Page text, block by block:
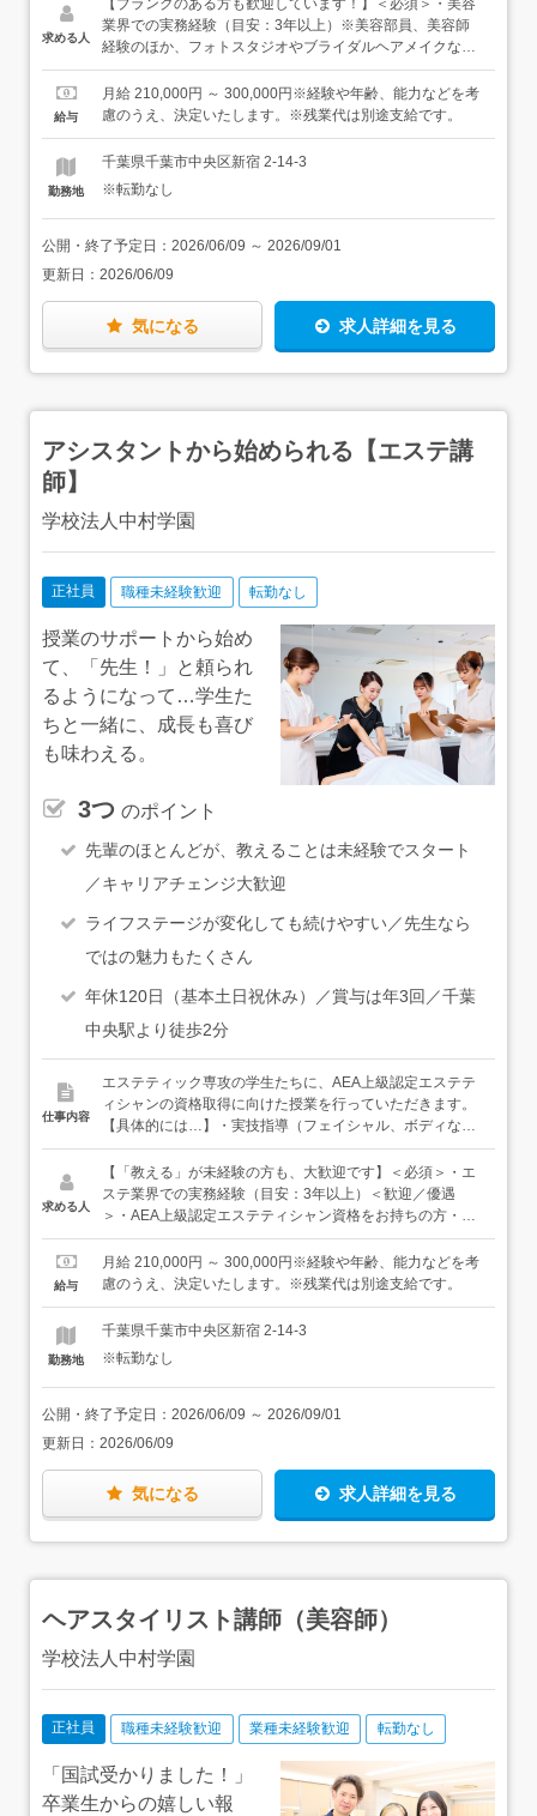
たは副担任業務（生活指導、クラス運営、進路指導、個人
面談）担任業務は、仕事全体の約半分を占めます。技術指
て、学生の悩みに寄り添い、サポートします。●学校の一
員としての仕事オープンキャンパスや学校行事への参加、
場として関わっていただきます。＜入職後は…＞授業は基
本2人もしくは3人1組のチーム制。誰かがメインで進行
し、誰かがサブで学生のサポートに入る形なので、一人で
全てを背負うことはありません。まずは先輩や外部講師の
授業にアシスタントとして入り、流れを掴んでいきましょ
増やしていきましょう。アシスタント期間に明確な区切り
はないので、自分のペースで大丈夫です。また、経験を積
んだからといってすべての授業をメインで担当するわけで
はなく、得意分野などに応じて、メイン・サブ担当を決め
くあり、体に負担が少なく続けられます。
求める人
【ブランクのある方も歓迎しています！】＜必須＞・美容
業界での実務経験（目安：3年以上）※美容部員、美容師
経験のほか、フォトスタジオやブライダルヘアメイクなど
の現場経験も歓迎します＜歓迎＞・メイク関連資格をお持
ちの方（日本メイクアップ技術検定など）・メイク指導、
育成経験（社内研修や後輩指導経験などある方も活かせま
仕事がしたい方・美容に関わる仕事を続けていきたい方・
給与
月給 210,000円 ～ 300,000円※経験や年齢、能力などを考
慮のうえ、決定いたします。※残業代は別途支給です。
勤務地
千葉県千葉市中央区新宿 2-14-3
※転勤なし
公開・終了予定日： 2026/06/09 ～ 2026/09/01
更新日： 2026/06/09
気になる 求人詳細を見る
アシスタントから始められる【エステ講
師】
学校法人中村学園
正社員 職種未経験歓迎 転勤なし
授業のサポートから始め
て、「先生！」と頼られ
るようになって…学生た
ちと一緒に、成長も喜び
も味わえる。
3つ のポイント
先輩のほとんどが、教えることは未経験でスタート
／キャリアチェンジ大歓迎
ライフステージが変化しても続けやすい／先生なら
ではの魅力もたくさん
年休120日（基本土日祝休み）／賞与は年3回／千葉
中央駅より徒歩2分
仕事内容
エステティック専攻の学生たちに、AEA上級認定エステテ
ィシャンの資格取得に向けた授業を行っていただきます。
【具体的には…】・実技指導（フェイシャル、ボディな
ど）・座学（化粧品学、生理学、栄養学など）・担任業務
（進路相談、生活指導など）・広報業務（オープンキャン
パスや体験授業の運営など）・学校行事の運営（入学式、
卒業式、学園祭、スポーツ大会、学生サロンの運営など）
ンで進行し、誰かがサブで学生のサポートに入る形なの
で、一人で全てを背負うことはありません。まずは先輩や
いきましょう。【慣れてきたら…】メインで担当する授業
を少しずつ増やしていきましょう。アシスタント期間に明
確な区切りはないので、自分のペースで大丈夫。ゆくゆく
は、クラスの担任もお任せできるようになっていただけれ
ばと思います。★業務の中での、授業の割合は6割程度。
立ち仕事とデスクワークがバランスよくあり、体への負担
が少なく続けられます。★外部講師として、現役で活躍し
ているプロの方もいます。授業の安心感もありますし、教
え方を学べる貴重な機会です。★講師は30代中心に活躍
中！
求める人
【「教える」が未経験の方も、大歓迎です】＜必須＞・エ
ステ業界での実務経験（目安：3年以上）＜歓迎／優遇
＞・AEA上級認定エステティシャン資格をお持ちの方・
AEA認定講師資格をお持ちの方・脱毛サロン・フェイシャ
ル・アロマなど、トータルで美容に関わってきたご経験＜
こんなタイプに向いています＞・エステティシャンとして
たり、教えたりすることが好きな方・新しいことに挑戦し
「後輩に教えたらできるようになって嬉しかった」経験が
ある方や、「美容グッズやコスメを友達にオススメするこ
とが好き」という方も、大丈夫です！
給与
月給 210,000円 ～ 300,000円※経験や年齢、能力などを考
慮のうえ、決定いたします。※残業代は別途支給です。
勤務地
千葉県千葉市中央区新宿 2-14-3
※転勤なし
公開・終了予定日： 2026/06/09 ～ 2026/09/01
更新日： 2026/06/09
気になる 求人詳細を見る
ヘアスタイリスト講師（美容師）
学校法人中村学園
正社員 職種未経験歓迎 業種未経験歓迎 転勤なし
「国試受かりました！」
卒業生からの嬉しい報